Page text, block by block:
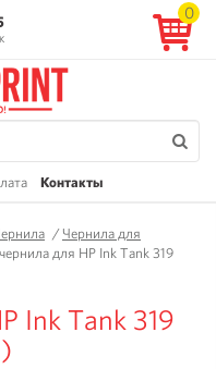
0
Контакты
/Чернила для
для HP Ink Tank 319
Ink Tank 319